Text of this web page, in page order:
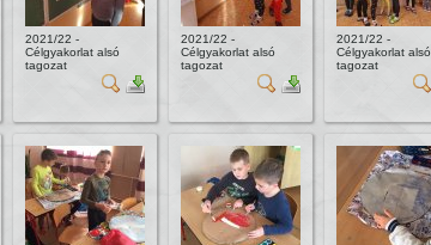
2021/22 -
Célgyakorlat alsó
tagozat
2021/22 -
Célgyakorlat alsó
tagozat
2021/22 -
Célgyakorlat alsó
tagozat